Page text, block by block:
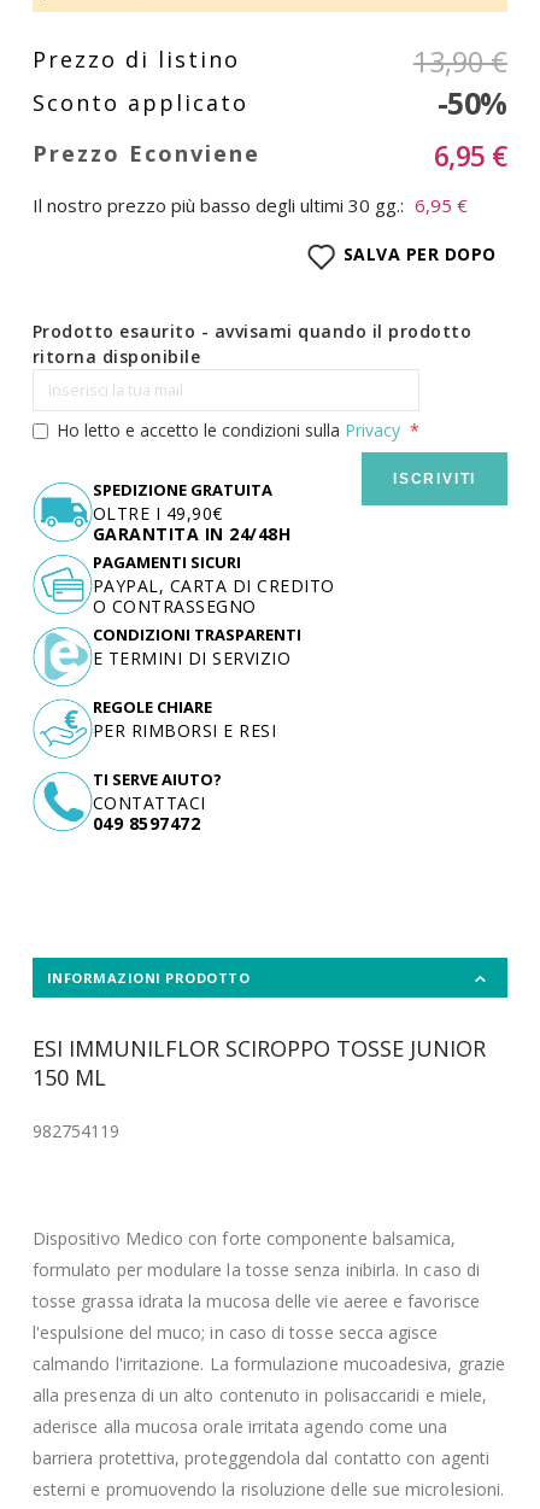
13,90 €
-50%
6,95 €
Il nostro prezzo più basso degli ultimi 30 gg.: 6,95 €
SALVA PER DOPO
Prodotto esaurito - avvisami quando il prodotto
ritorna disponibile
Ho letto e accetto le condizioni sulla Privacy
ISCRIVITI
SPEDIZIONE GRATUITA
OLTRE I 49,90€
GARANTITA IN 24/48H
TI SERVE AIUTO?
CONTATTACI
049 8597472
PAGAMENTI SICURI
PAYPAL, CARTA DI CREDITO
O CONTRASSEGNO
CONDIZIONI TRASPARENTI
E TERMINI DI SERVIZIO
REGOLE CHIARE
PER RIMBORSI E RESI
INFORMAZIONI PRODOTTO
ESI IMMUNILFLOR SCIROPPO TOSSE JUNIOR
150 ML
982754119
Dispositivo Medico con forte componente balsamica,
formulato per modulare la tosse senza inibirla. In caso di
tosse grassa idrata la mucosa delle vie aeree e favorisce
l'espulsione del muco; in caso di tosse secca agisce
calmando l'irritazione. La formulazione mucoadesiva, grazie
alla presenza di un alto contenuto in polisaccaridi e miele,
aderisce alla mucosa orale irritata agendo come una
barriera protettiva, proteggendola dal contatto con agenti
esterni e promuovendo la risoluzione delle sue microlesioni.